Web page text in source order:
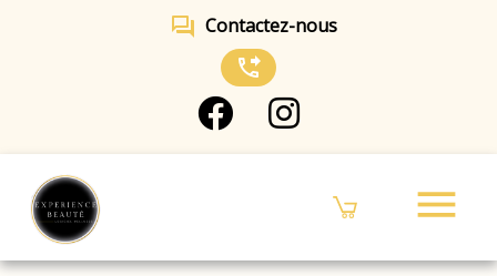
forum Contactez-nous
phone_forwarded
menu